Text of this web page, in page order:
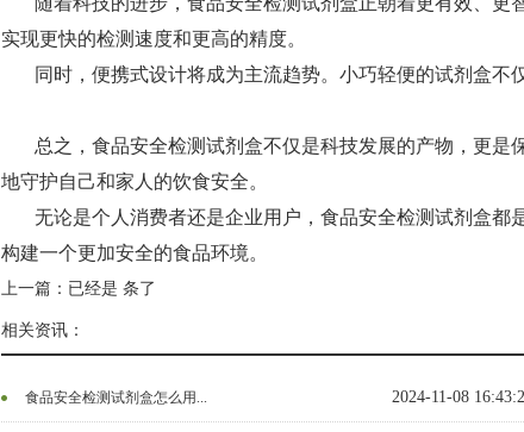
实现更快的检测速度和更高的精度。
同时，便携式设计将成为主流趋势。小巧轻便的试剂盒不
总之，食品安全检测试剂盒不仅是科技发展的产物，更
地守护自己和家人的饮食安全。
无论是个人消费者还是企业用户，食品安全检测试剂盒
构建一个更加安全的食品环境。
上一篇：已经是 条了
相关资讯：
2024-11-08
食品安全检测试剂盒怎么用...